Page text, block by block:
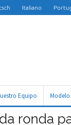
Italiano
Equipo
ronda